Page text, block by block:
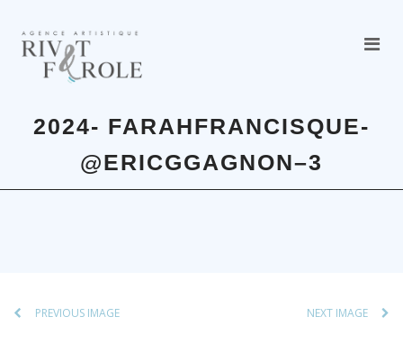
2024- FARAHFRANCISQUE-
@ERICGGAGNON–3
PREVIOUS IMAGE NEXT IMAGE